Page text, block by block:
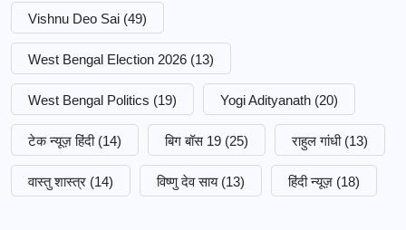
Vishnu Deo Sai (49)
West Bengal Election 2026 (13)
West Bengal Politics (19) Yogi Adityanath (20)
टेक न्यूज़ हिंदी (14) बिग बॉस 19 (25) राहुल गांधी (13)
वास्तु शास्त्र (14) विष्णु देव साय (13) हिंदी न्यूज़ (18)